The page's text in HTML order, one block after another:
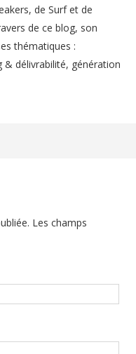
de Surf et de
de ce blog, son
thématiques :
& délivrabilité, génération
Les champs